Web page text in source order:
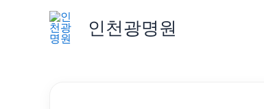
인천광명원